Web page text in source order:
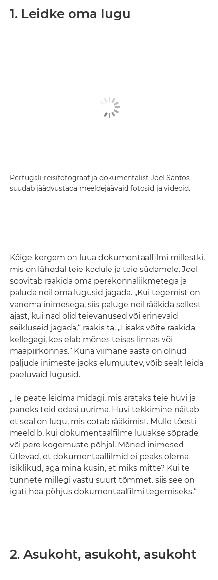
1. Leidke oma lugu
Portugali reisifotograaf ja dokumentalist Joel Santos
suudab jäädvustada meeldejäävaid fotosid ja videoid.
Kõige kergem on luua dokumentaalfilmi millestki,
mis on lähedal teie kodule ja teie südamele. Joel
soovitab rääkida oma perekonnaliikmetega ja
paluda neil oma lugusid jagada. „Kui tegemist on
vanema inimesega, siis paluge neil rääkida sellest
ajast, kui nad olid teievanused või erinevaid
seikluseid jagada,“ rääkis ta. „Lisaks võite rääkida
kellegagi, kes elab mõnes teises linnas või
maapiirkonnas.“ Kuna viimane aasta on olnud
paljude inimeste jaoks elumuutev, võib sealt leida
paeluvaid lugusid.
„Te peate leidma midagi, mis ärataks teie huvi ja
paneks teid edasi uurima. Huvi tekkimine näitab,
et seal on lugu, mis ootab rääkimist. Mulle tõesti
meeldib, kui dokumentaalfilme luuakse sõprade
või pere kogemuste põhjal. Mõned inimesed
ütlevad, et dokumentaalfilmid ei peaks olema
isiklikud, aga mina küsin, et miks mitte? Kui te
tunnete millegi vastu suurt tõmmet, siis see on
igati hea põhjus dokumentaalfilmi tegemiseks.“
2. Asukoht, asukoht, asukoht